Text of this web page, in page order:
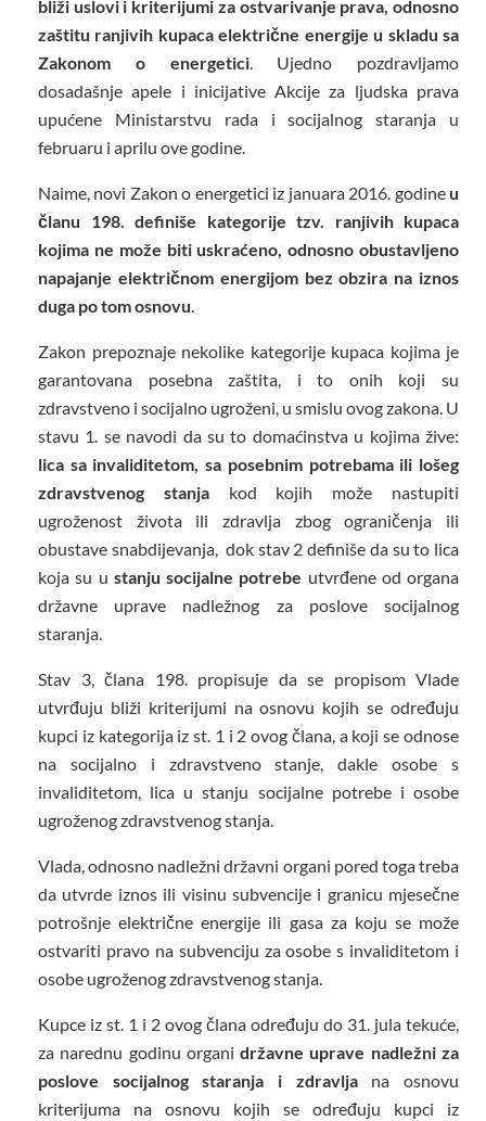
bliži uslovi i kriterijumi za ostvarivanje prava, odnosno
zaštitu ranjivih kupaca električne energije u skladu sa
Zakonom o energetici. Ujedno pozdravljamo
dosadašnje apele i inicijative Akcije za ljudska prava
upućene Ministarstvu rada i socijalnog staranja u
februaru i aprilu ove godine.
Naime, novi Zakon o energetici iz januara 2016. godine u
članu 198. definiše kategorije tzv. ranjivih kupaca
kojima ne može biti uskraćeno, odnosno obustavljeno
napajanje električnom energijom bez obzira na iznos
duga po tom osnovu.
Zakon prepoznaje nekolike kategorije kupaca kojima je
garantovana posebna zaštita, i to onih koji su
zdravstveno i socijalno ugroženi, u smislu ovog zakona. U
stavu 1. se navodi da su to domaćinstva u kojima žive:
lica sa invaliditetom, sa posebnim potrebama ili lošeg
zdravstvenog stanjakod kojih može nastupiti
ugroženost života ili zdravlja zbog ograničenja ili
obustave snabdijevanja, dok stav 2 definiše da su to lica
koja su u stanju socijalne potrebe utvrđene od organa
državne uprave nadležnog za poslove socijalnog
staranja.
Stav 3, člana 198. propisuje da se propisom Vlade
utvrđuju bliži kriterijumi na osnovu kojih se određuju
kupci iz kategorija iz st. 1 i 2 ovog člana, a koji se odnose
na socijalno i zdravstveno stanje, dakle osobe s
invaliditetom, lica u stanju socijalne potrebe i osobe
ugroženog zdravstvenog stanja.
Vlada, odnosno nadležni državni organi pored toga treba
da utvrde iznos ili visinu subvencije i granicu mjesečne
potrošnje električne energije ili gasa za koju se može
ostvariti pravo na subvenciju za osobe s invaliditetom i
osobe ugroženog zdravstvenog stanja.
Kupce iz st. 1 i 2 ovog člana određuju do 31. jula tekuće,
za narednu godinu organidržavne uprave nadležni za
poslove socijalnog staranja i zdravljana osnovu
kriterijuma na osnovu kojih se određuju kupci iz